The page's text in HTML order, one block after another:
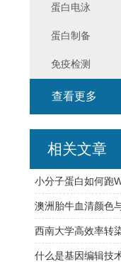
蛋白电泳
蛋白制备
免疫检测
查看更多
相关文章
小分子蛋白如何跑
澳洲胎牛血清颜色
什么是基因编辑技